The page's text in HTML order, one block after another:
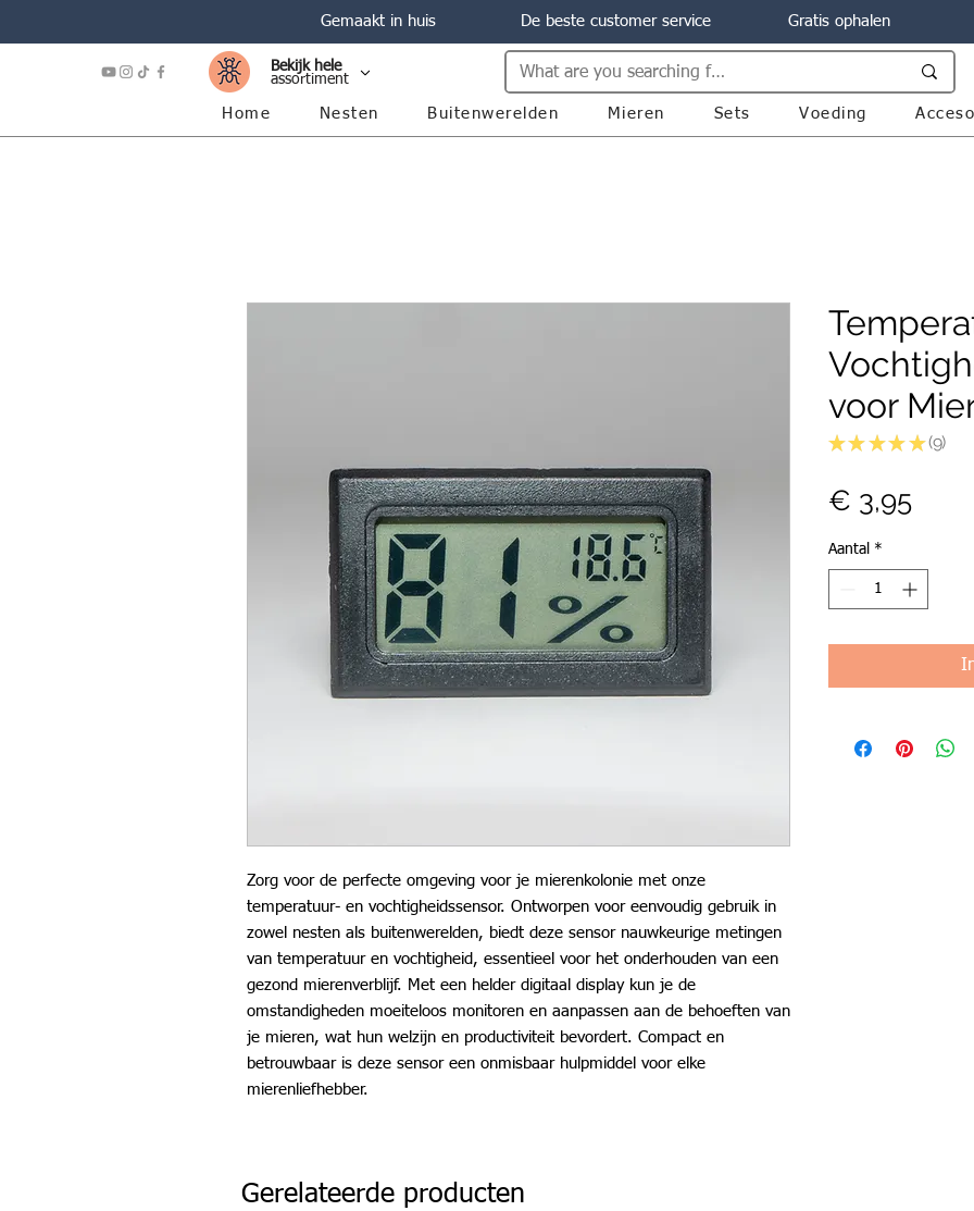
Gemaakt in huis De beste customer service Gratis ophalen
Bekijk hele
assortiment
Home Nesten Buitenwerelden Mieren Sets Voeding
Zorg voor de perfecte omgeving voor je mierenkolonie met onze
temperatuur- en vochtigheidssensor. Ontworpen voor eenvoudig gebruik in
zowel nesten als buitenwerelden, biedt deze sensor nauwkeurige metingen
van temperatuur en vochtigheid, essentieel voor het onderhouden van een
gezond mierenverblijf. Met een helder digitaal display kun je de
omstandigheden moeiteloos monitoren en aanpassen aan de behoeften van
je mieren, wat hun welzijn en productiviteit bevordert. Compact en
betrouwbaar is deze sensor een onmisbaar hulpmiddel voor elke
mierenliefhebber.
voor
★ ★ ★ ★ ★ 9
9
€ 3,95Prijs
Aantal *
Gerelateerde producten